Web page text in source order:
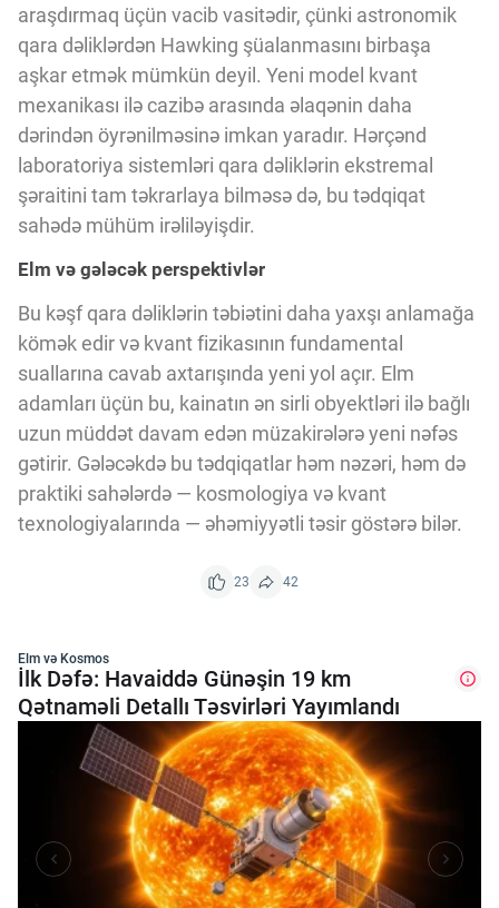
araşdırmaq üçün vacib vasitədir, çünki astronomik
qara dəliklərdən Hawking şüalanmasını birbaşa
aşkar etmək mümkün deyil. Yeni model kvant
mexanikası ilə cazibə arasında əlaqənin daha
dərindən öyrənilməsinə imkan yaradır. Hərçənd
laboratoriya sistemləri qara dəliklərin ekstremal
şəraitini tam təkrarlaya bilməsə də, bu tədqiqat
sahədə mühüm irəliləyişdir.
Elm və gələcək perspektivlər
Bu kəşf qara dəliklərin təbiətini daha yaxşı anlamağa
kömək edir və kvant fizikasının fundamental
suallarına cavab axtarışında yeni yol açır. Elm
adamları üçün bu, kainatın ən sirli obyektləri ilə bağlı
uzun müddət davam edən müzakirələrə yeni nəfəs
gətirir. Gələcəkdə bu tədqiqatlar həm nəzəri, həm də
praktiki sahələrdə — kosmologiya və kvant
texnologiyalarında — əhəmiyyətli təsir göstərə bilər.
23 42
Elm və Kosmos
İlk Dəfə: Havaiddə Günəşin 19 km
Qətnaməli Detallı Təsvirləri Yayımlandı